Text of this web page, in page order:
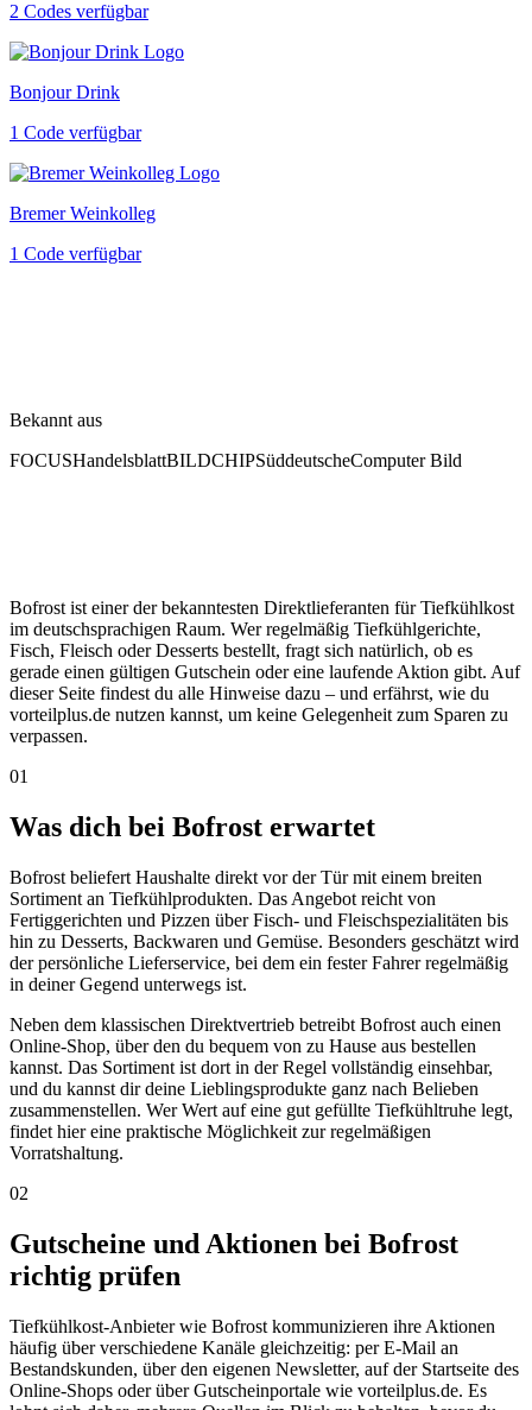
2 Codes verfügbar
Bonjour Drink
1 Code verfügbar
Bremer Weinkolleg
1 Code verfügbar
Bekannt aus
FOCUSHandelsblattBILDCHIPSüddeutscheComputer Bild
Bofrost ist einer der bekanntesten Direktlieferanten für Tiefkühlkost
im deutschsprachigen Raum. Wer regelmäßig Tiefkühlgerichte,
Fisch, Fleisch oder Desserts bestellt, fragt sich natürlich, ob es
gerade einen gültigen Gutschein oder eine laufende Aktion gibt. Auf
dieser Seite findest du alle Hinweise dazu – und erfährst, wie du
vorteilplus.de nutzen kannst, um keine Gelegenheit zum Sparen zu
verpassen.
01
Was dich bei Bofrost erwartet
Bofrost beliefert Haushalte direkt vor der Tür mit einem breiten
Sortiment an Tiefkühlprodukten. Das Angebot reicht von
Fertiggerichten und Pizzen über Fisch- und Fleischspezialitäten bis
hin zu Desserts, Backwaren und Gemüse. Besonders geschätzt wird
der persönliche Lieferservice, bei dem ein fester Fahrer regelmäßig
in deiner Gegend unterwegs ist.
Neben dem klassischen Direktvertrieb betreibt Bofrost auch einen
Online-Shop, über den du bequem von zu Hause aus bestellen
kannst. Das Sortiment ist dort in der Regel vollständig einsehbar,
und du kannst dir deine Lieblingsprodukte ganz nach Belieben
zusammenstellen. Wer Wert auf eine gut gefüllte Tiefkühltruhe legt,
findet hier eine praktische Möglichkeit zur regelmäßigen
Vorratshaltung.
02
Gutscheine und Aktionen bei Bofrost
richtig prüfen
Tiefkühlkost-Anbieter wie Bofrost kommunizieren ihre Aktionen
häufig über verschiedene Kanäle gleichzeitig: per E-Mail an
Bestandskunden, über den eigenen Newsletter, auf der Startseite des
Online-Shops oder über Gutscheinportale wie vorteilplus.de. Es